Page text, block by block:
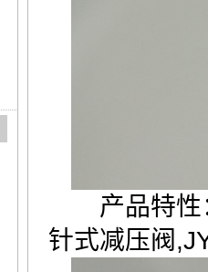
产品特性：
针式减压阀